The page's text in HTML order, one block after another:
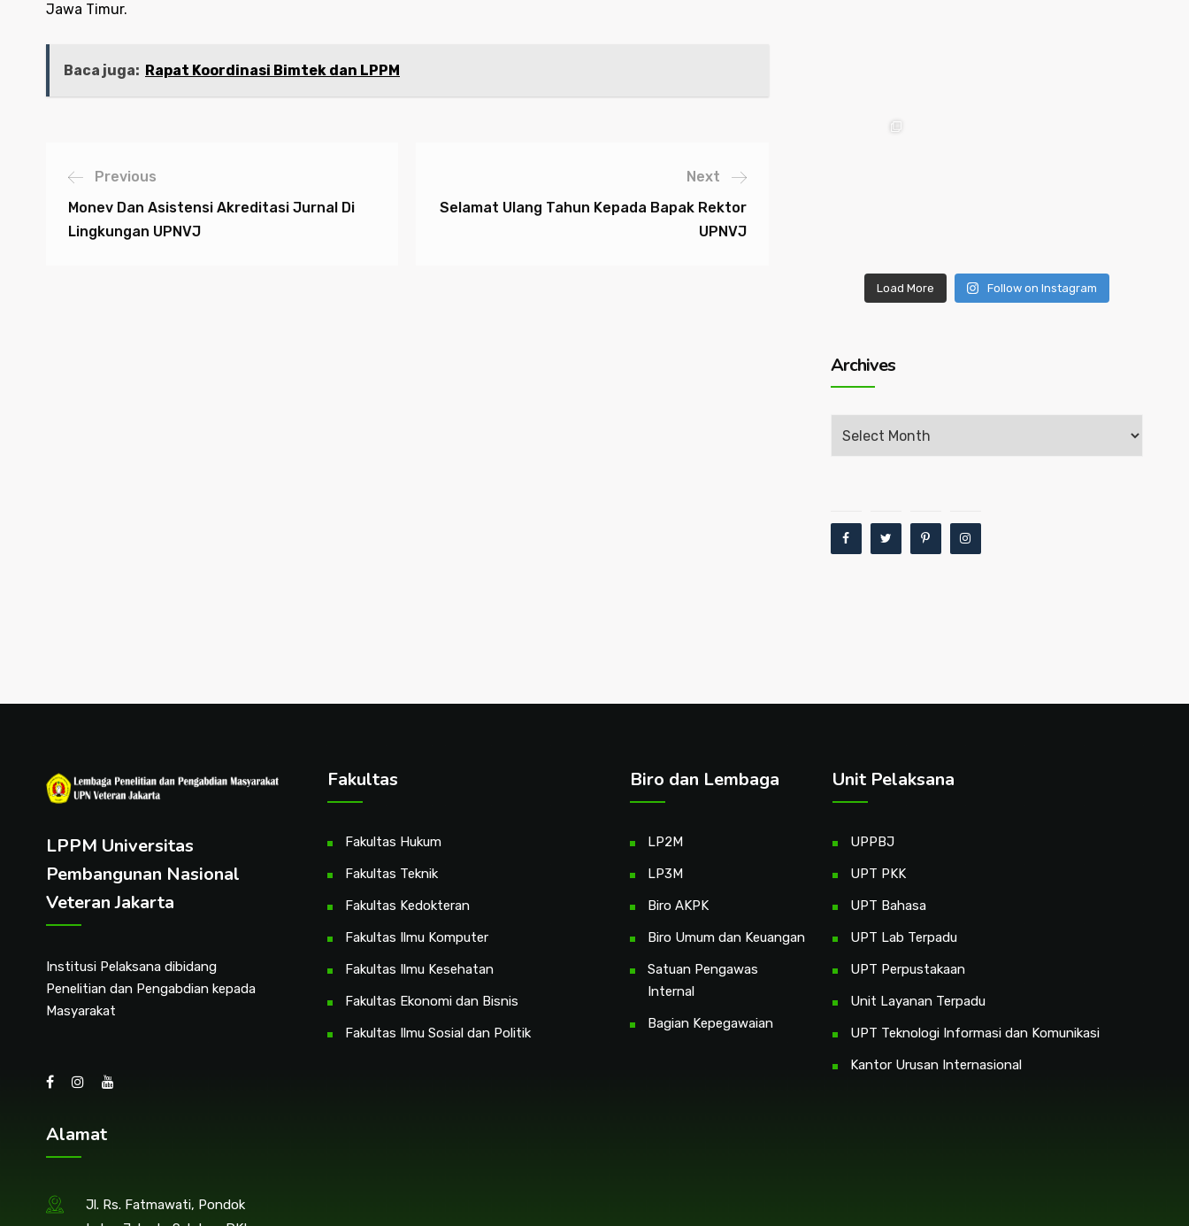
Jawa Timur.
Baca juga: Rapat Koordinasi Bimtek dan LPPM
Previous
Monev Dan Asistensi Akreditasi Jurnal Di
Lingkungan UPNVJ
Next
Selamat Ulang Tahun Kepada Bapak Rektor
UPNVJ
Load More Follow on Instagram
Archives
LPPM Universitas
Pembangunan Nasional
Veteran Jakarta
Institusi Pelaksana dibidang
Penelitian dan Pengabdian kepada
Masyarakat
Alamat
Jl. Rs. Fatmawati, Pondok
Fakultas
Fakultas Hukum
Fakultas Teknik
Fakultas Kedokteran
Fakultas Ilmu Komputer
Fakultas Ilmu Kesehatan
Fakultas Ekonomi dan Bisnis
Fakultas Ilmu Sosial dan Politik
Biro dan Lembaga
LP2M
LP3M
Biro AKPK
Biro Umum dan Keuangan
Satuan Pengawas
Internal
Bagian Kepegawaian
Unit Pelaksana
UPPBJ
UPT PKK
UPT Bahasa
UPT Lab Terpadu
UPT Perpustakaan
Unit Layanan Terpadu
UPT Teknologi Informasi dan Komunikasi
Kantor Urusan Internasional